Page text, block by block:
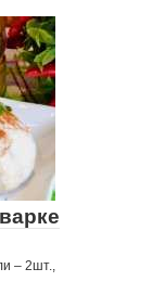
– 2шт.,